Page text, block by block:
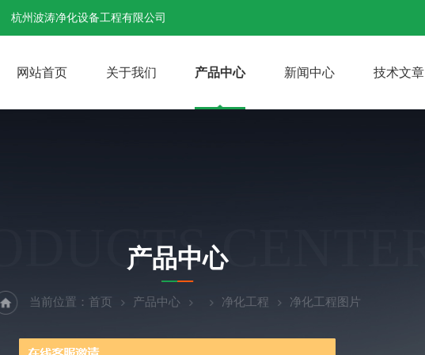
杭州波涛净化设备工程有限公司
网站首页 关于我们 产品中心 新闻中心 技术文章
CENTER
产品中心
当前位置： 首页 产品中心 净化工程 净化工程图片